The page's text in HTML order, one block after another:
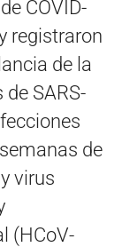
COVID-
registraron
de la
SARS-
de
virus
(HCoV-